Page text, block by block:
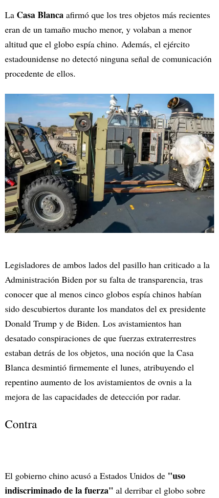
La Casa Blanca afirmó que los tres objetos más recientes
eran de un tamaño mucho menor, y volaban a menor
altitud que el globo espía chino. Además, el ejército
estadounidense no detectó ninguna señal de comunicación
procedente de ellos.
Legisladores de ambos lados del pasillo han criticado a la
Administración Biden por su falta de transparencia, tras
conocer que al menos cinco globos espía chinos habían
sido descubiertos durante los mandatos del ex presidente
Donald Trump y de Biden. Los avistamientos han
desatado conspiraciones de que fuerzas extraterrestres
estaban detrás de los objetos, una noción que la Casa
Blanca desmintió firmemente el lunes, atribuyendo el
repentino aumento de los avistamientos de ovnis a la
mejora de las capacidades de detección por radar.
Contra
El gobierno chino acusó a Estados Unidos de "uso
indiscriminado de la fuerza" al derribar el globo sobre